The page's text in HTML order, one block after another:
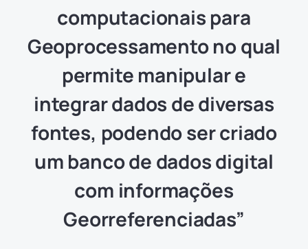
computacionais para
Geoprocessamento no qual
permite manipular e
integrar dados de diversas
fontes, podendo ser criado
um banco de dados digital
com informações
Georreferenciadas”